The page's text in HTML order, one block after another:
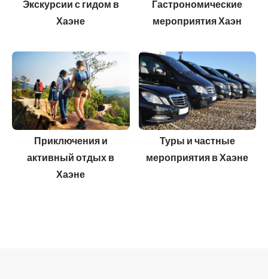
Экскурсии с гидом в
Хаэне
Гастрономические
мероприятия Хаэн
Приключения и
активный отдых в
Хаэне
Туры и частные
мероприятия в Хаэне